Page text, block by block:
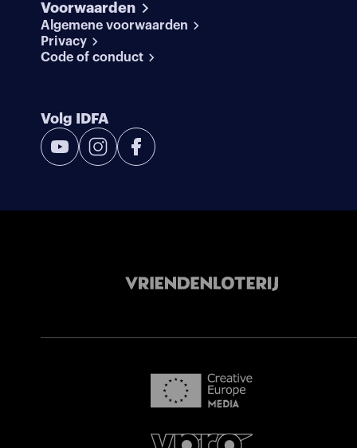
Voorwaarden
Algemene voorwaarden
Privacy
Code of conduct
Volg IDFA